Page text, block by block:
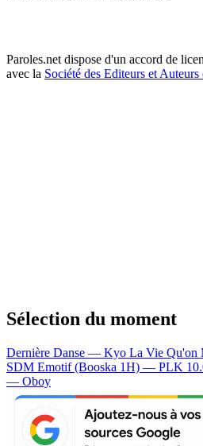
Paroles.net dispose d'un accord de
avec la Société des Editeurs et
Sélection du moment
Dernière Danse — Kyo La Vie
SDM Emotif (Booska 1H) — PLK
— Oboy